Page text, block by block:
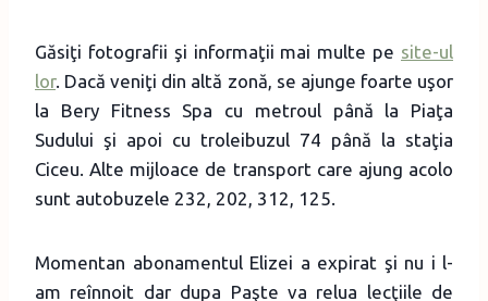
Găsiţi fotografii şi informaţii mai multe pe site-ul
lor. Dacă veniţi din altă zonă, se ajunge foarte uşor
la Bery Fitness Spa cu metroul până la Piaţa
Sudului şi apoi cu troleibuzul 74 până la staţia
Ciceu. Alte mijloace de transport care ajung acolo
sunt autobuzele 232, 202, 312, 125.
Momentan abonamentul Elizei a expirat şi nu i l-
am reînnoit dar dupa Paşte va relua lecţiile de